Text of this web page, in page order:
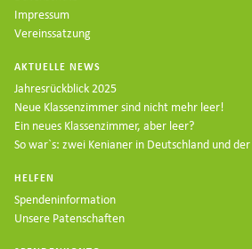
Impressum
Vereinssatzung
AKTUELLE NEWS
Jahresrückblick 2025
Neue Klassenzimmer sind nicht mehr leer!
Ein neues Klassenzimmer, aber leer?
So war`s: zwei Kenianer in Deutschland und der
HELFEN
Spendeninformation
Unsere Patenschaften